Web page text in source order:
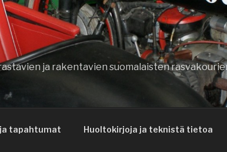
ja rakentavien suomalaisten
tapahtumat Huoltokirjoja ja teknistä tietoa